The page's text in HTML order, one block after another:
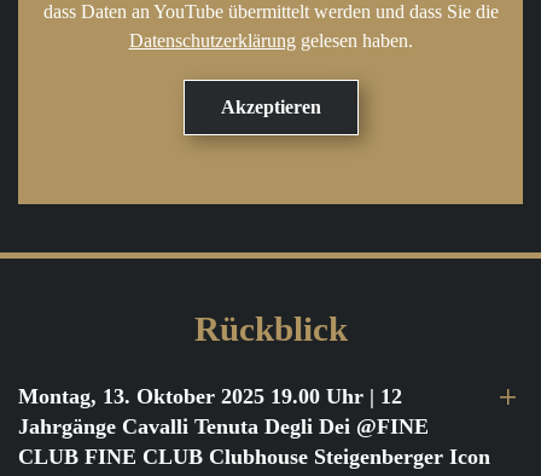
dass Daten an YouTube übermittelt werden und dass Sie die
Datenschutzerklärung gelesen haben.
Rückblick
Montag, 13. Oktober 2025 19.00 Uhr | 12
Jahrgänge Cavalli Tenuta Degli Dei @FINE
CLUB FINE CLUB Clubhouse Steigenberger Icon